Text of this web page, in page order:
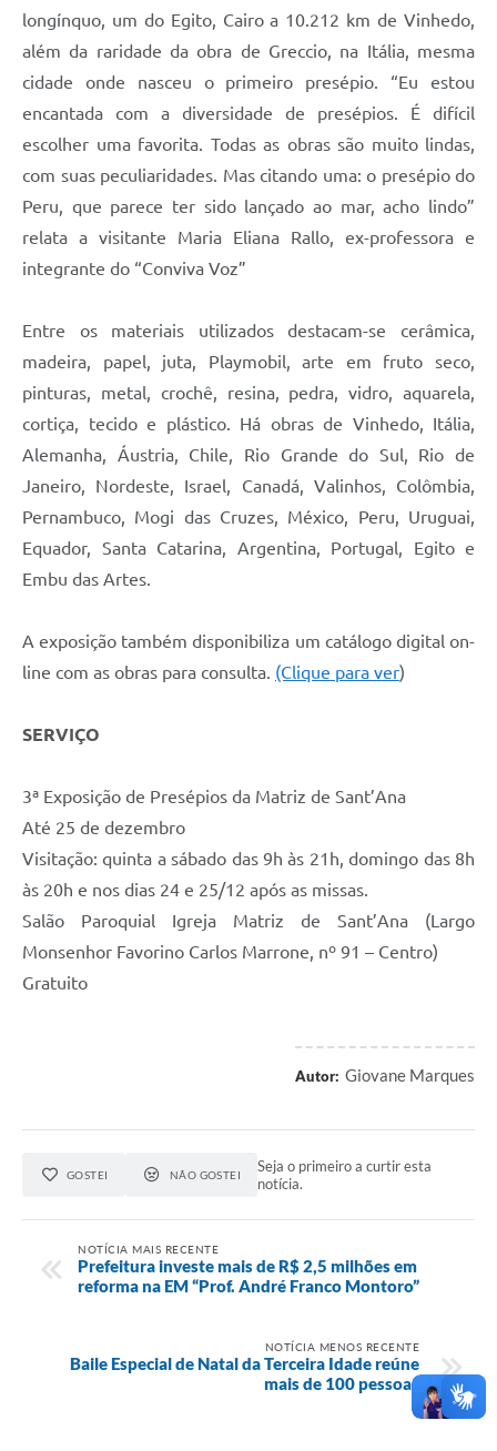
longínquo, um do Egito, Cairo a 10.212 km de Vinhedo,
além da raridade da obra de Greccio, na Itália, mesma
cidade onde nasceu o primeiro presépio. “Eu estou
encantada com a diversidade de presépios. É difícil
escolher uma favorita. Todas as obras são muito lindas,
com suas peculiaridades. Mas citando uma: o presépio do
Peru, que parece ter sido lançado ao mar, acho lindo”
relata a visitante Maria Eliana Rallo, ex-professora e
integrante do “Conviva Voz”
Entre os materiais utilizados destacam-se cerâmica,
madeira, papel, juta, Playmobil, arte em fruto seco,
pinturas, metal, crochê, resina, pedra, vidro, aquarela,
cortiça, tecido e plástico. Há obras de Vinhedo, Itália,
Alemanha, Áustria, Chile, Rio Grande do Sul, Rio de
Janeiro, Nordeste, Israel, Canadá, Valinhos, Colômbia,
Pernambuco, Mogi das Cruzes, México, Peru, Uruguai,
Equador, Santa Catarina, Argentina, Portugal, Egito e
Embu das Artes.
A exposição também disponibiliza um catálogo digital on-
line com as obras para consulta. (Clique para ver)
SERVIÇO
3ª Exposição de Presépios da Matriz de Sant’Ana
Até 25 de dezembro
Visitação: quinta a sábado das 9h às 21h, domingo das 8h
às 20h e nos dias 24 e 25/12 após as missas.
Salão Paroquial Igreja Matriz de Sant’Ana (Largo
Monsenhor Favorino Carlos Marrone, nº 91 – Centro)
Gratuito
Autor: Giovane Marques
GOSTEI NÃO GOSTEI
Seja o primeiro a curtir esta
notícia.
NOTÍCIA MAIS RECENTE
Prefeitura investe mais de R$ 2,5 milhões em
reforma na EM “Prof. André Franco Montoro”
NOTÍCIA MENOS RECENTE
Baile Especial de Natal da Terceira Idade reúne
mais de 100 pessoas